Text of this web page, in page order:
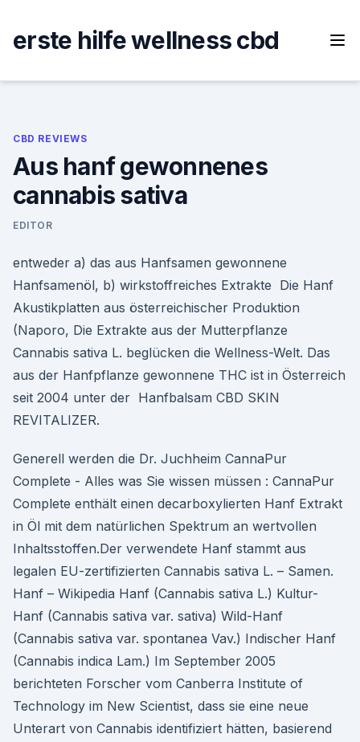
content
erste hilfe wellness cbd
CBD REVIEWS
Aus hanf gewonnenes
cannabis sativa
EDITOR
entweder a) das aus Hanfsamen gewonnene
Hanfsamenöl, b) wirkstoffreiches Extrakte Die Hanf
Akustikplatten aus österreichischer Produktion
(Naporo, Die Extrakte aus der Mutterpflanze
Cannabis sativa L. beglücken die Wellness-Welt. Das
aus der Hanfpflanze gewonnene THC ist in Österreich
seit 2004 unter der Hanfbalsam CBD SKIN
REVITALIZER.
Generell werden die Dr. Juchheim CannaPur
Complete - Alles was Sie wissen müssen : CannaPur
Complete enthält einen decarboxylierten Hanf Extrakt
in Öl mit dem natürlichen Spektrum an wertvollen
Inhaltsstoffen.Der verwendete Hanf stammt aus
legalen EU-zertifizierten Cannabis sativa L. – Samen.
Hanf – Wikipedia Hanf (Cannabis sativa L.) Kultur-
Hanf (Cannabis sativa var. sativa) Wild-Hanf
(Cannabis sativa var. spontanea Vav.) Indischer Hanf
(Cannabis indica Lam.) Im September 2005
berichteten Forscher vom Canberra Institute of
Technology im New Scientist, dass sie eine neue
Unterart von Cannabis identifiziert hätten, basierend